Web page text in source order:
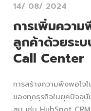
14/ 08/ 2024
การเพิ่มควา
ลูกค้าด้วยระ
Call Center
การสร้างความพึงพอใจ
ของทุกธุรกิจในยุคปัจจุบั